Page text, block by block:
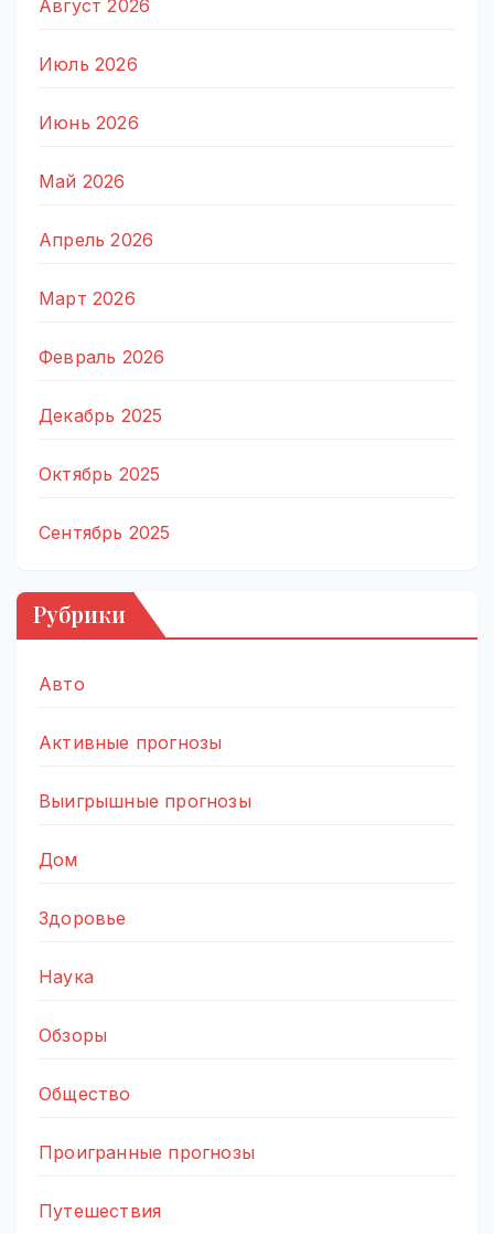
Август 2026
Июль 2026
Июнь 2026
Май 2026
Апрель 2026
Март 2026
Февраль 2026
Декабрь 2025
Октябрь 2025
Сентябрь 2025
Рубрики
Авто
Активные прогнозы
Выигрышные прогнозы
Дом
Здоровье
Наука
Обзоры
Общество
Проигранные прогнозы
Путешествия